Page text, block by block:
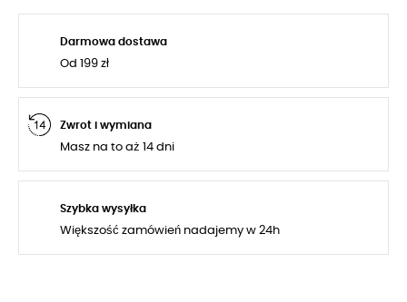
Darmowa dostawa
Od 199 zł
Zwrot i wymiana
Masz na to aż 14 dni
Szybka wysyłka
Większość zamówień nadajemy w 24h